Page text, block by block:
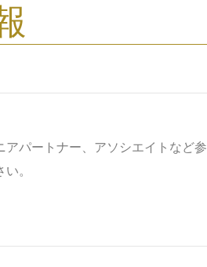
パートナー、アソシエイトなど
。